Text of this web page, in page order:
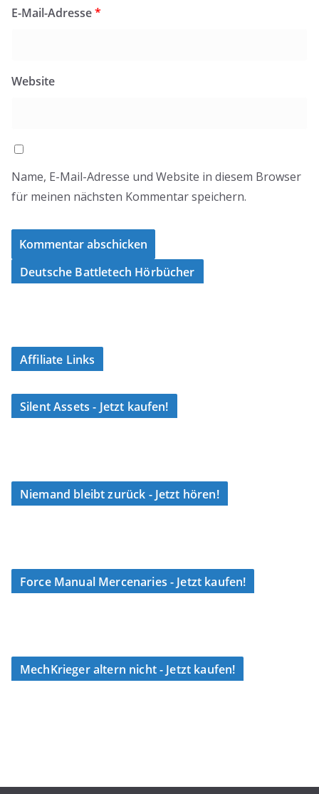
E-Mail-Adresse*
Website
Name, E-Mail-Adresse und Website in diesem Browser
für meinen nächsten Kommentar speichern.
Deutsche Battletech Hörbücher
Affiliate Links
Silent Assets - Jetzt kaufen!
Niemand bleibt zurück - Jetzt hören!
Force Manual Mercenaries - Jetzt kaufen!
MechKrieger altern nicht - Jetzt kaufen!